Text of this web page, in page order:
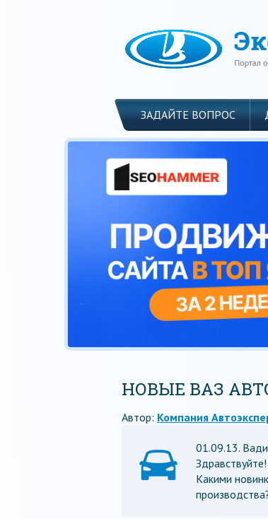
ЗАДАЙТЕ ВОПРОС
НОВЫЕ ВАЗ
Автор: Компания
01.09.13.
Какими